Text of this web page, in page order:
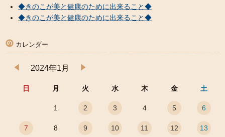
◆きのこが美と健康のために出来ること◆
◆きのこが美と健康のために出来ること◆
カレンダー
2024年1月
日 月 火 水 木 金 土
1 2 3 4 5 6
7 8 9 10 11 12 13